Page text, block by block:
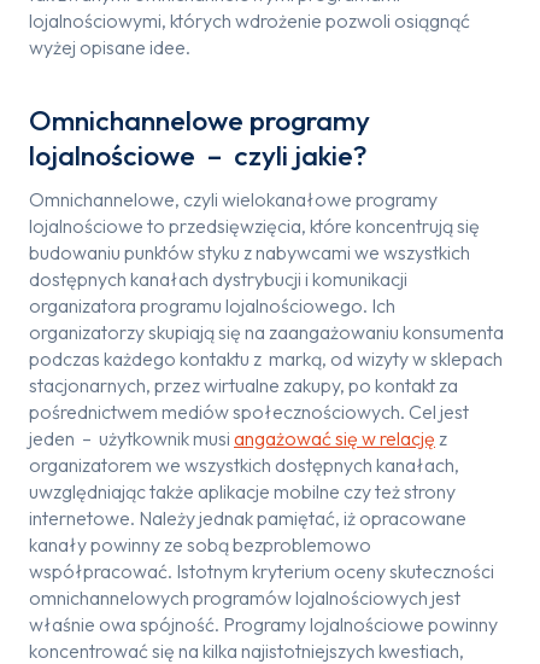
lojalnościowymi, których wdrożenie pozwoli osiągnąć
wyżej opisane idee.
Omnichannelowe programy
lojalnościowe – czyli jakie?
Omnichannelowe, czyli wielokanałowe programy
lojalnościowe to przedsięwzięcia, które koncentrują się
budowaniu punktów styku z nabywcami we wszystkich
dostępnych kanałach dystrybucji i komunikacji
organizatora programu lojalnościowego. Ich
organizatorzy skupiają się na zaangażowaniu konsumenta
podczas każdego kontaktu z marką, od wizyty w sklepach
stacjonarnych, przez wirtualne zakupy, po kontakt za
pośrednictwem mediów społecznościowych. Cel jest
jeden – użytkownik musi angażować się w relację z
organizatorem we wszystkich dostępnych kanałach,
uwzględniając także aplikacje mobilne czy też strony
internetowe. Należy jednak pamiętać, iż opracowane
kanały powinny ze sobą bezproblemowo
współpracować. Istotnym kryterium oceny skuteczności
omnichannelowych programów lojalnościowych jest
właśnie owa spójność. Programy lojalnościowe powinny
koncentrować się na kilka najistotniejszych kwestiach,